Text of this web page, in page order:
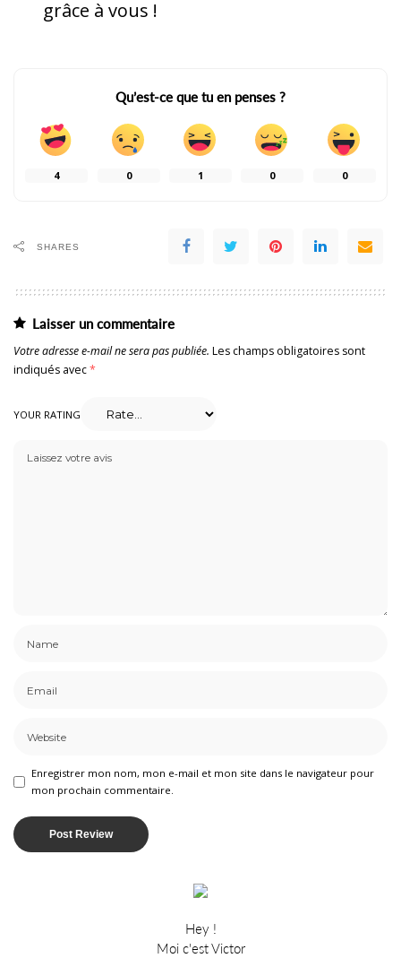
grâce à vous !
Qu’est-ce que tu en penses ?
4 0 1 0 0
SHARES
Laisser un commentaire
Votre adresse e-mail ne sera pas publiée. Les champs obligatoires sont
indiqués avec*
YOUR RATING
Enregistrer mon nom, mon e-mail et mon site dans le navigateur pour
mon prochain commentaire.
Hey !
Moi c'est Victor